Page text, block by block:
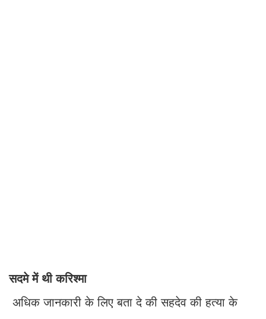
सदमे में थी करिश्मा
अधिक जानकारी के लिए बता दे की सहदेव की हत्या के